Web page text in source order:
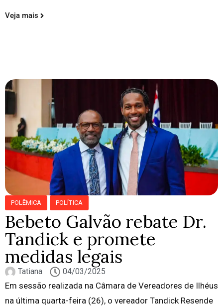
Veja mais
POLÊMICA POLÍTICA
Bebeto Galvão rebate Dr.
Tandick e promete
medidas legais
Tatiana 04/03/2025
Em sessão realizada na Câmara de Vereadores de Ilhéus
na última quarta-feira (26), o vereador Tandick Resende